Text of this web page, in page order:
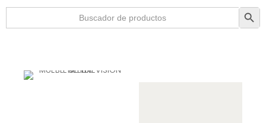
Buscar: Botón de